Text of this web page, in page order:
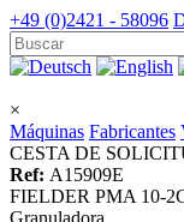
+49 (0)2421 - 58096
×
Máquinas Fabricantes
CESTA DE
Ref: A15909E
FIELDER PMA 10-
Granuladora